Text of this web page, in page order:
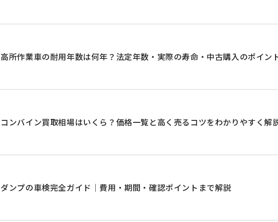
高所作業車の耐用年数は何年？法定年数・実際の寿命・中古購入のポイン
コンバイン買取相場はいくら？価格一覧と高く売るコツをわかりやすく解
ダンプの車検完全ガイド｜費用・期間・確認ポイントまで解説